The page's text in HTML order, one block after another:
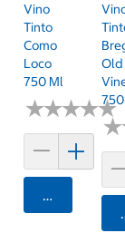
Vino
Tinto
Como
Loco
750 Ml
★★★★★
★★★★★
Agregar
Old
★
★